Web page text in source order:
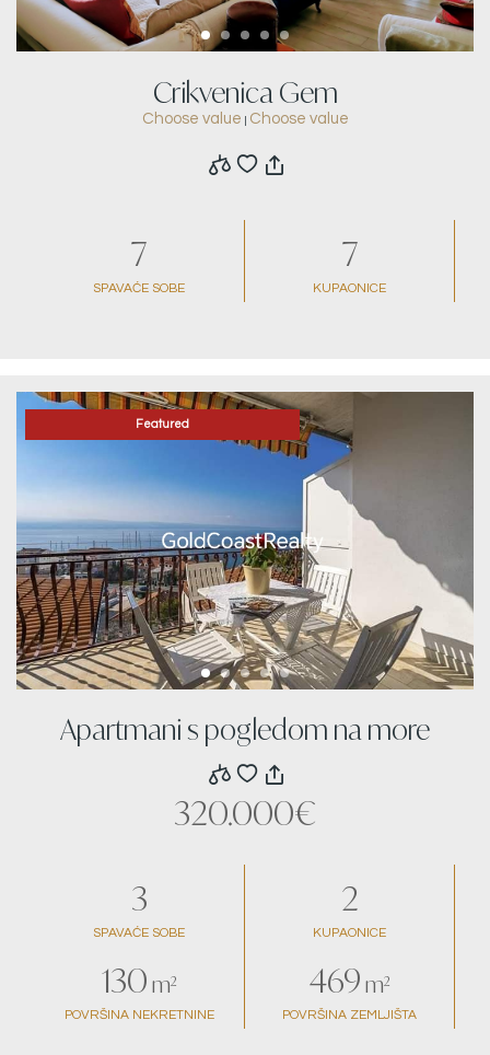
Crikvenica Gem
Choose value Choose value
7
SPAVAĆE SOBE
7
KUPAONICE
Featured
Apartmani s pogledom na more
320.000€
3
SPAVAĆE SOBE
2
KUPAONICE
130 m²
POVRŠINA NEKRETNINE
469 m²
POVRŠINA ZEMLJIŠTA